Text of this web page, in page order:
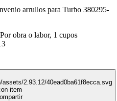
arrullos para Turbo 380295-
Por obra o labor, 1 cupos